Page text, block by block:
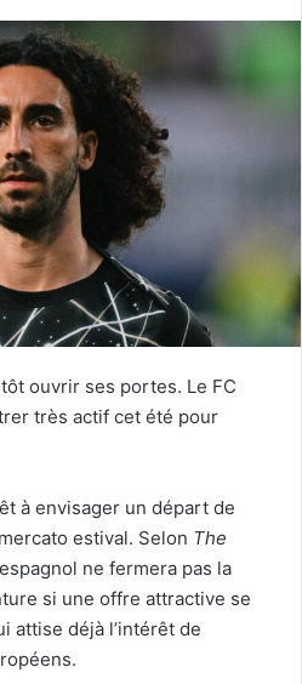
ouvrir ses portes. Le FC
très actif cet été pour
à envisager un départ de
estival. Selon The
ne fermera pas la
si une offre attractive se
attise déjà l’intérêt de